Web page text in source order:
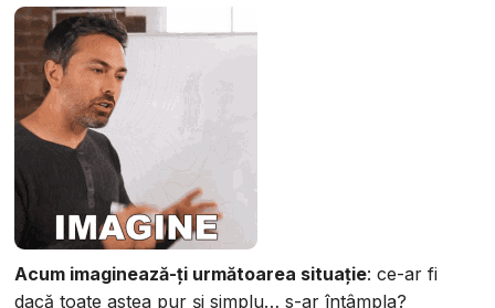
Acum imaginează-ți următoarea situație: ce-ar fi
dacă toate astea pur și simplu… s-ar întâmpla?